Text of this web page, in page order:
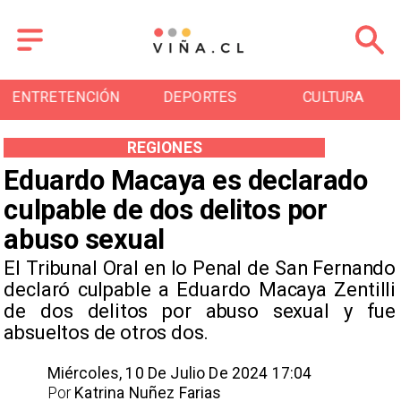
ENTRETENCIÓN DEPORTES CULTURA
Eduardo Macaya es declarado
culpable de dos delitos por
abuso sexual
El Tribunal Oral en lo Penal de San Fernando
declaró culpable a Eduardo Macaya Zentilli
de dos delitos por abuso sexual y fue
absueltos de otros dos.
REGIONES
Miércoles, 10 De Julio De 2024 17:04
Katrina Nuñez Farias
Por